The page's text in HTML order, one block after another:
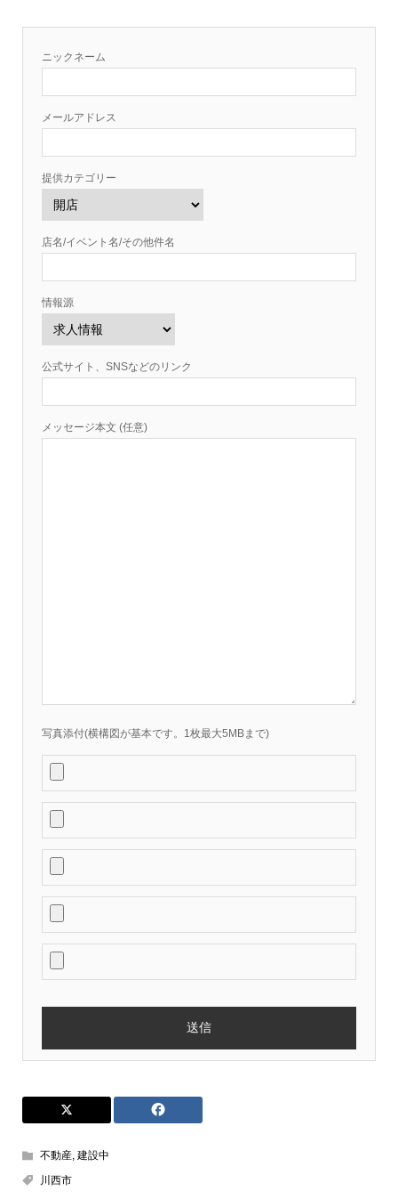
ニックネーム
メールアドレス
提供カテゴリー
店名/イベント名/その他件名
情報源
公式サイト、SNSなどのリンク
メッセージ本文 (任意)
写真添付(横構図が基本です。1枚最大5MBまで)
不動産, 建設中
川西市